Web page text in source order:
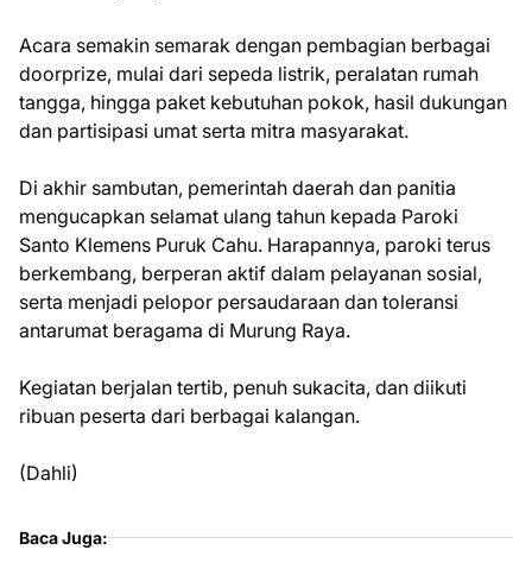
Acara semakin semarak dengan pembagian berbagai
doorprize, mulai dari sepeda listrik, peralatan rumah
tangga, hingga paket kebutuhan pokok, hasil dukungan
dan partisipasi umat serta mitra masyarakat.
Di akhir sambutan, pemerintah daerah dan panitia
mengucapkan selamat ulang tahun kepada Paroki
Santo Klemens Puruk Cahu. Harapannya, paroki terus
berkembang, berperan aktif dalam pelayanan sosial,
serta menjadi pelopor persaudaraan dan toleransi
antarumat beragama di Murung Raya.
Kegiatan berjalan tertib, penuh sukacita, dan diikuti
ribuan peserta dari berbagai kalangan.
(Dahli)
Baca Juga: